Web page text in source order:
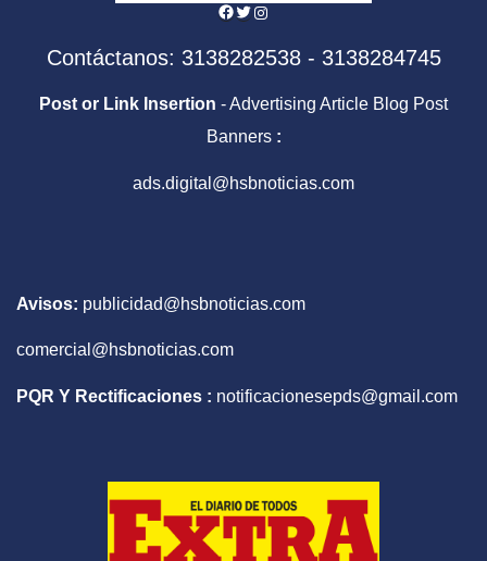
Facebook
Twitter
Instagram
Contáctanos: 3138282538 - 3138284745
Post or Link Insertion - Advertising Article Blog Post
Banners :
ads.digital@hsbnoticias.com
Avisos: publicidad@hsbnoticias.com
comercial@hsbnoticias.com
PQR Y Rectificaciones : notificacionesepds@gmail.com